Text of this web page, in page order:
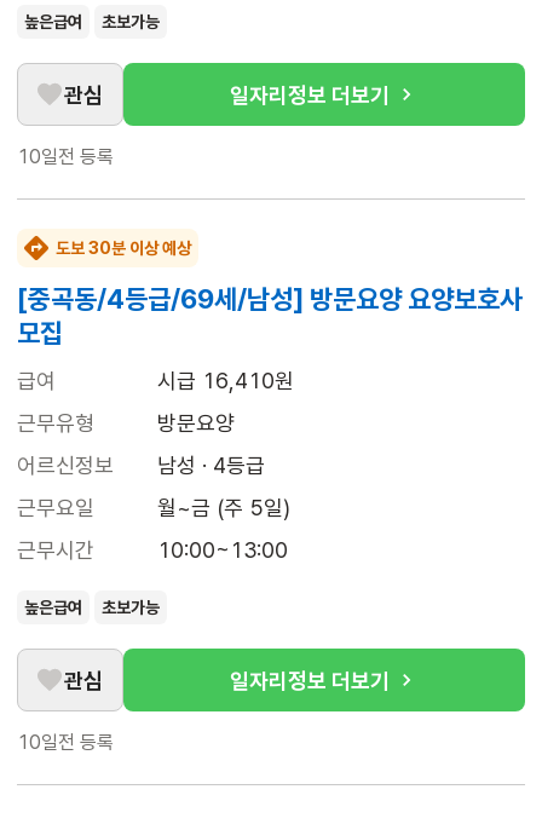
높은급여 초보가능
관심 일자리정보 더보기
10일전 등록
도보 30분 이상 예상
[중곡동/4등급/69세/남성] 방문요양 요양보호사
모집
급여
시급 16,410원
근무유형
방문요양
어르신정보
남성 · 4등급
근무요일
월~금 (주 5일)
근무시간
10:00~13:00
높은급여 초보가능
관심 일자리정보 더보기
10일전 등록